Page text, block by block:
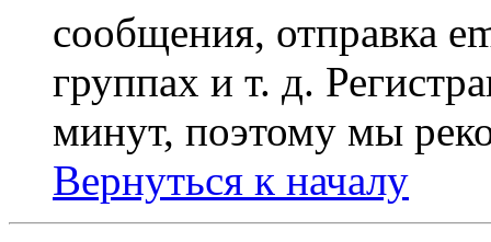
сообщения, отправка
группах и т. д.
минут, поэтому мы
Вернуться к началу